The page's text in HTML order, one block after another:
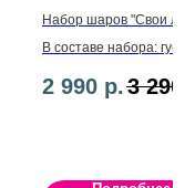
Набор шаров "Свои
В составе набора: губы
штуки.ленты грузики
2 990 р.3 290